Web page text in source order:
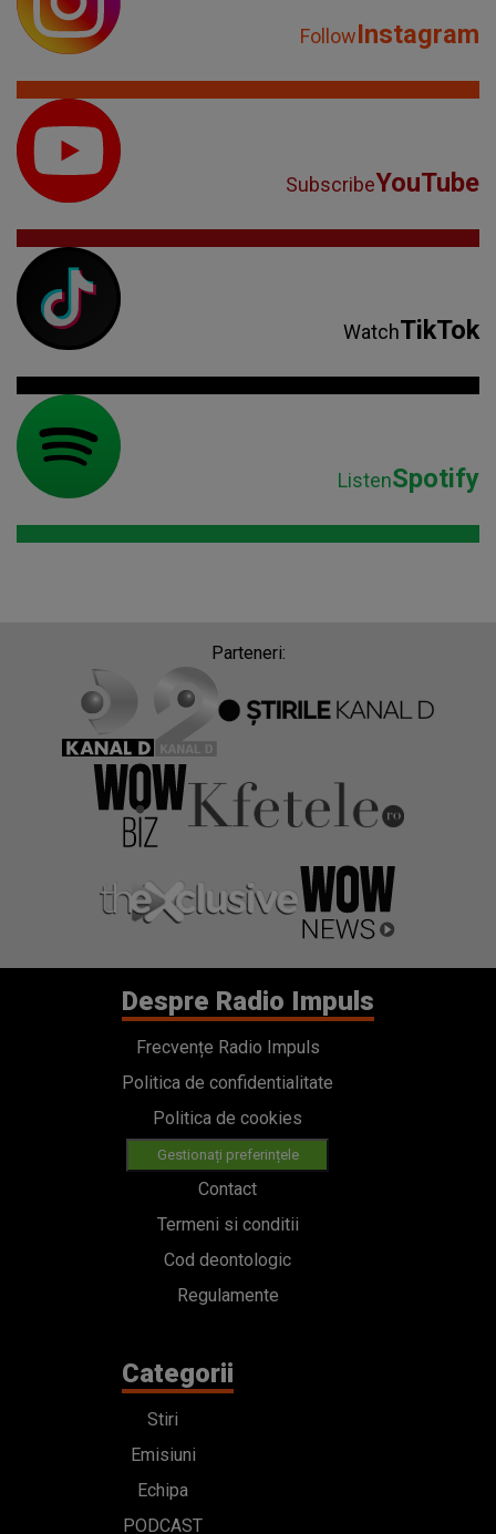
FollowInstagram
SubscribeYouTube
WatchTikTok
ListenSpotify
Parteneri:
Despre Radio Impuls
Frecvențe Radio Impuls
Politica de confidentialitate
Politica de cookies
Gestionați preferințele
Contact
Termeni si conditii
Cod deontologic
Regulamente
Categorii
Stiri
Emisiuni
Echipa
PODCAST